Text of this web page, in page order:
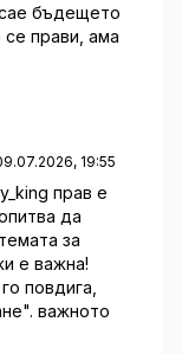
бъдещето
прави, ама
19:55
прав е
да
за
е важна!
повдига,
важното